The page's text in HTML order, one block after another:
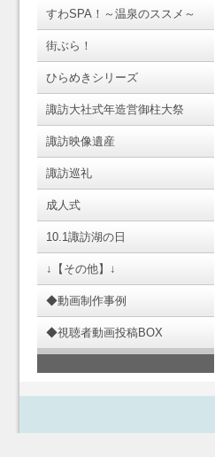
すわSPA！～温泉のススメ～
街ぶら！
ひらめきシリーズ
諏訪大社式年造営御柱大祭
諏訪映像遺産
諏訪巡礼
成人式
10.1諏訪湖の日
↓【その他】↓
◆動画制作事例
◆視聴者動画投稿BOX